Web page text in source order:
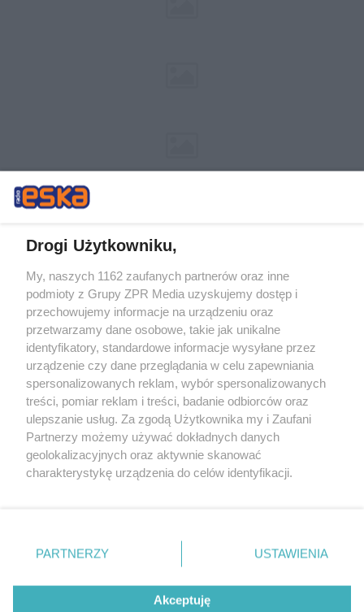
Żaden utwór zamieszczony w serwisie nie może być powielany i
rozpowszechniany lub dalej rozpowszechniany w jakikolwiek sposób (w
tym także elektroniczny lub mechaniczny) na jakimkolwiek polu
eksploatacji w jakiejkolwiek formie, włącznie z umieszczaniem w
Internecie bez pisemnej zgody właściciela praw. Jakiekolwiek użycie lub
wykorzystanie utworów w całości lub w części z naruszeniem prawa,
tzn. bez właściwej zgody, jest zabronione pod groźbą kary i może być
ścigane prawnie.
© 2026 Grupa ZPR Media
Drogi Użytkowniku,
My, naszych 1162 zaufanych partnerów oraz inne
podmioty z Grupy ZPR Media uzyskujemy dostęp i
przechowujemy informacje na urządzeniu oraz
przetwarzamy dane osobowe, takie jak unikalne
identyfikatory, standardowe informacje wysyłane przez
urządzenie czy dane przeglądania w celu zapewniania
spersonalizowanych reklam, wybór spersonalizowanych
treści, pomiar reklam i treści, badanie odbiorców oraz
ulepszanie usług. Za zgodą Użytkownika my i Zaufani
Partnerzy możemy używać dokładnych danych
geolokalizacyjnych oraz aktywnie skanować
charakterystykę urządzenia do celów identyfikacji.
zmienić/wycofać klikając przycisk ustawień prywatności
znajdujący się w lewym dolnym rogu strony
rodzaje przetwarzania danych nie wymagają zgody
użytkownika, ale masz prawo sprzeciwić się takiemu
PARTNERZY USTAWIENIA
Akceptuję